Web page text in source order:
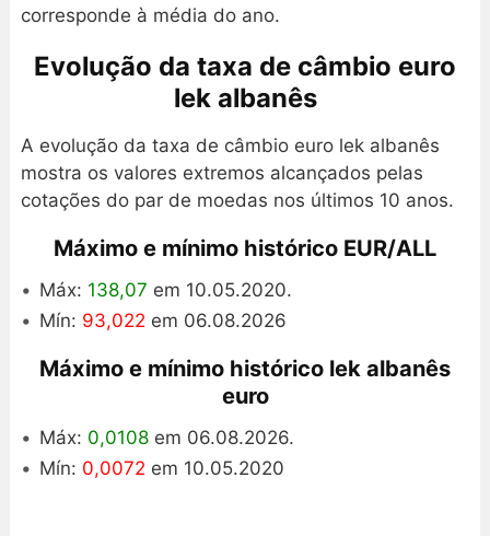
corresponde à média do ano.
Evolução da taxa de câmbio euro
lek albanês
A evolução da taxa de câmbio euro lek albanês
mostra os valores extremos alcançados pelas
cotações do par de moedas nos últimos 10 anos.
Máximo e mínimo histórico EUR/ALL
Máx: 138,07 em 10.05.2020.
Mín: 93,022 em 06.08.2026
Máximo e mínimo histórico lek albanês
euro
Máx: 0,0108em 06.08.2026.
Mín: 0,0072 em 10.05.2020